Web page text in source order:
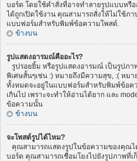
บอร์ด โดยใช้คำสั่งที่อาจทำลายรูปแบบหรื
ได้ถูกเปิดใช้งาน คุณสามารถสั่งให้ไม่ใช้ภ
แบบฟอร์มสำหรับพิมพ์ข้อความโพสต์.
ข้างบน
รูปแสดงอารมณ์คืออะไร?
รูปรอยยิ้ม หรือรูปแสดงอารมณ์ เป็นรูปภา
พิเศษสั้นๆเช่น :) หมายถึงมีความสุข, :( หม
ทั้งหมดจะอยู่ในแบบฟอร์มสำหรับพิมพ์ข้อค
เกินไป เพราะจะทำให้อ่านได้ยาก และ
ข้อความนั้น
ข้างบน
จะโพสต์รูปได้ไหม?
คุณสามารถแสดงรูปในข้อความของคุณ
บอร์ด คุณสามารถเชื่อมโยงไปยังรูปภาพที่เ